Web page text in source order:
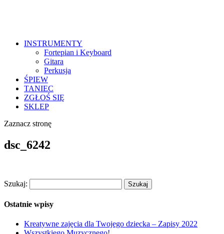
INSTRUMENTY
Fortepian i Keyboard
Gitara
Perkusja
ŚPIEW
TANIEC
ZGŁOŚ SIĘ
SKLEP
Zaznacz stronę
dsc_6242
Szukaj:
Ostatnie wpisy
Kreatywne zajęcia dla Twojego dziecka – Zapisy 2022